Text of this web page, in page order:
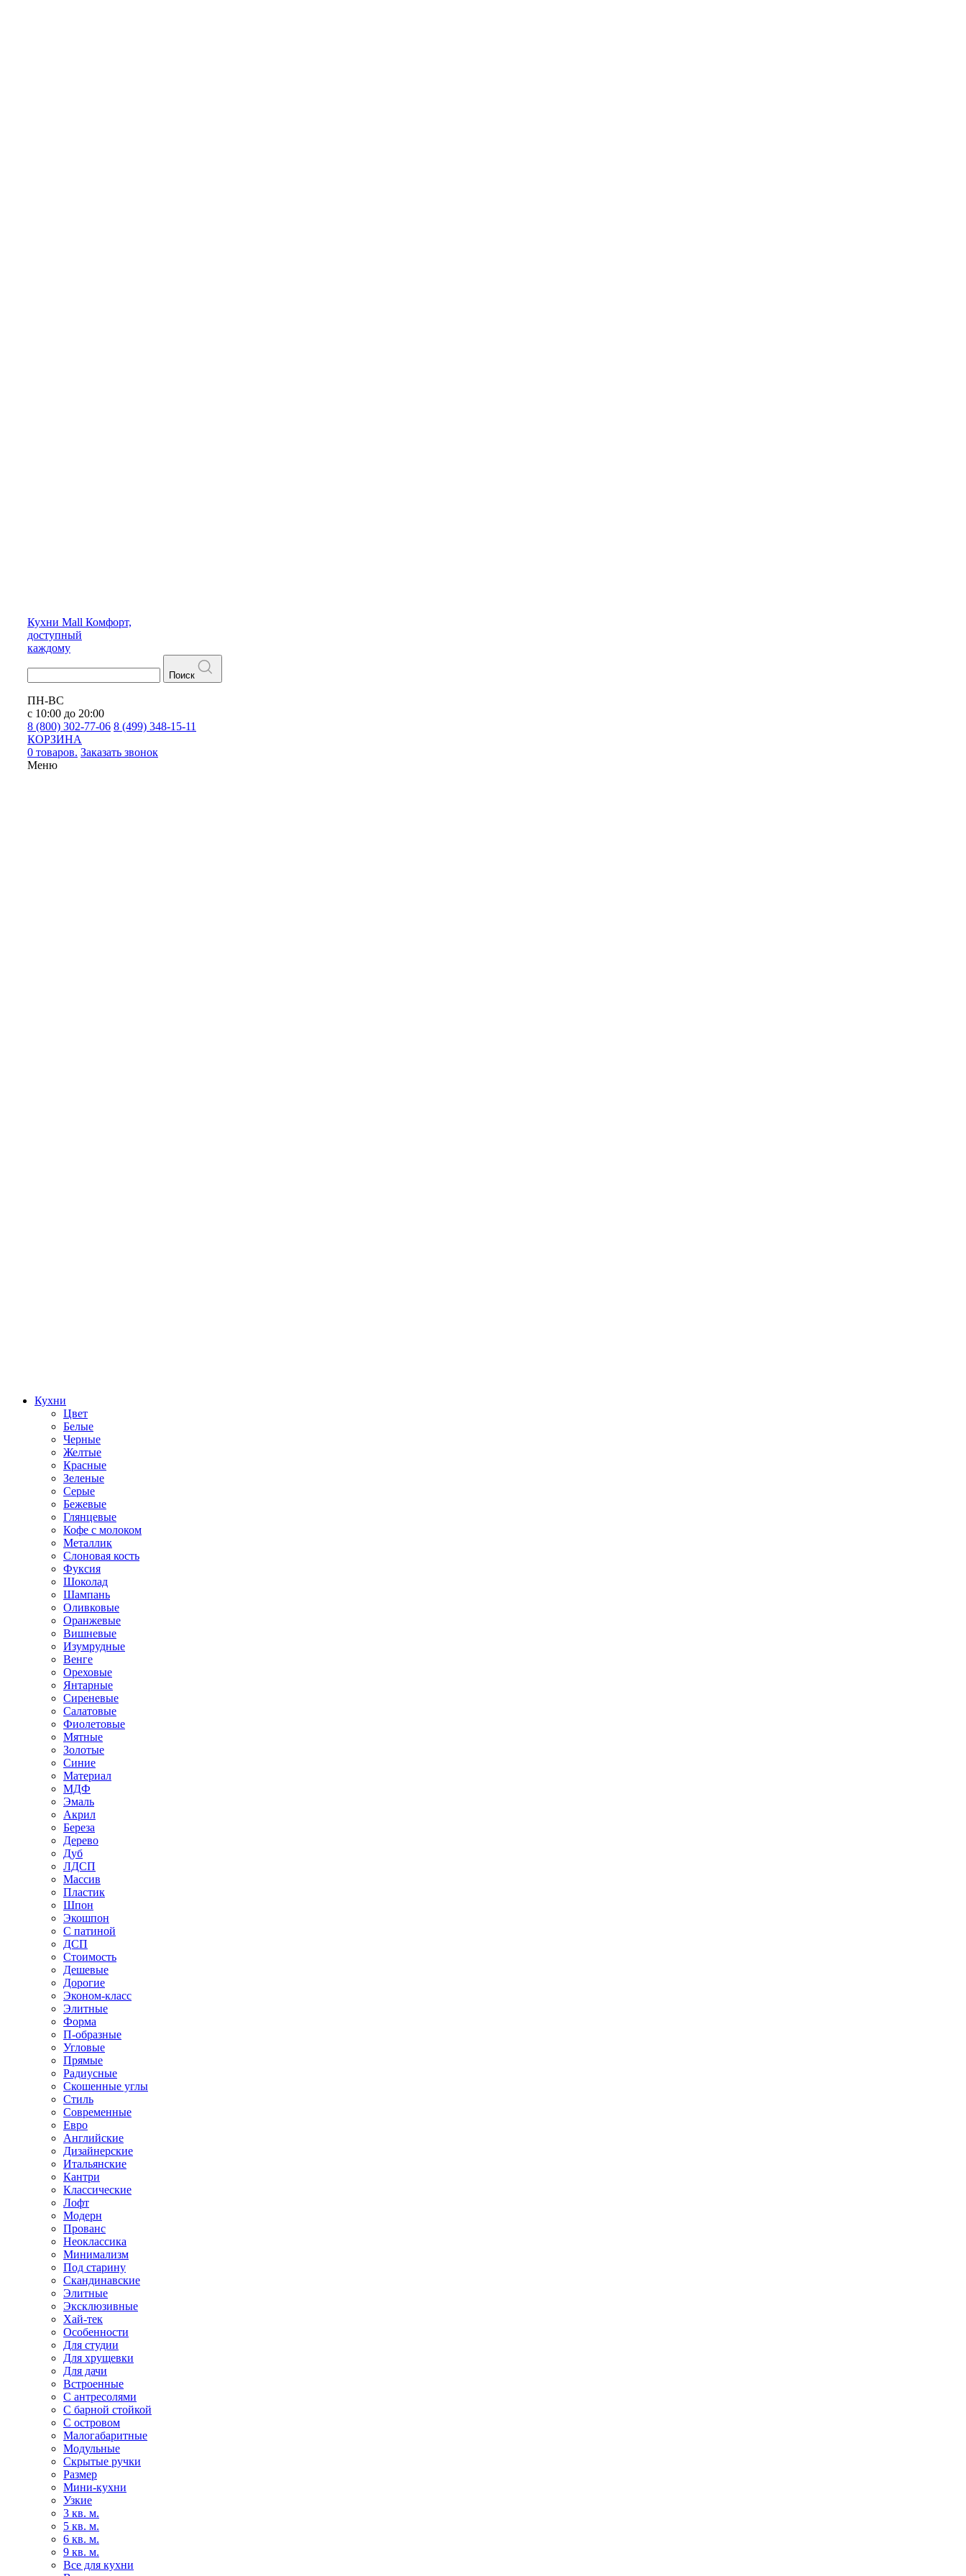
Кухни Mall Комфорт,
доступный
каждому
Поиск
ПН-ВС
с 10:00 до 20:00
8 (800) 302-77-06 8 (499) 348-15-11
КОРЗИНА
0 товаров. Заказать звонок
Меню
Кухни
Цвет
Белые
Черные
Желтые
Красные
Зеленые
Серые
Бежевые
Глянцевые
Кофе с молоком
Металлик
Слоновая кость
Фуксия
Шоколад
Шампань
Оливковые
Оранжевые
Вишневые
Изумрудные
Венге
Ореховые
Янтарные
Сиреневые
Салатовые
Фиолетовые
Мятные
Золотые
Синие
Материал
МДФ
Эмаль
Акрил
Береза
Дерево
Дуб
ЛДСП
Массив
Пластик
Шпон
Экошпон
С патиной
ДСП
Стоимость
Дешевые
Дорогие
Эконом-класс
Элитные
Форма
П-образные
Угловые
Прямые
Радиусные
Скошенные углы
Стиль
Современные
Евро
Английские
Дизайнерские
Итальянские
Кантри
Классические
Лофт
Модерн
Прованс
Неоклассика
Минимализм
Под старину
Скандинавские
Элитные
Эксклюзивные
Хай-тек
Особенности
Для студии
Для хрущевки
Для дачи
Встроенные
С антресолями
С барной стойкой
С островом
Малогабаритные
Модульные
Скрытые ручки
Размер
Мини-кухни
Узкие
3 кв. м.
5 кв. м.
6 кв. м.
9 кв. м.
Все для кухни